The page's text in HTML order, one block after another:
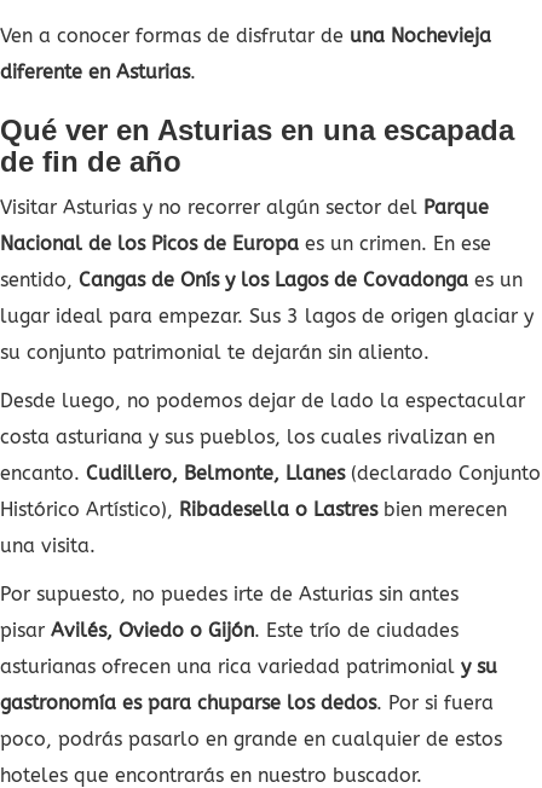
Ven a conocer formas de disfrutar de una Nochevieja
diferente en Asturias.
Qué ver en Asturias en una escapada
de fin de año
Visitar Asturias y no recorrer algún sector del Parque
Nacional de los Picos de Europa es un crimen. En ese
sentido, Cangas de Onís y los Lagos de Covadonga es un
lugar ideal para empezar. Sus 3 lagos de origen glaciar y
su conjunto patrimonial te dejarán sin aliento.
Desde luego, no podemos dejar de lado la espectacular
costa asturiana y sus pueblos, los cuales rivalizan en
encanto. Cudillero, Belmonte, Llanes(declarado Conjunto
Histórico Artístico), Ribadesella o Lastresbien merecen
una visita.
Por supuesto, no puedes irte de Asturias sin antes
pisar Avilés, Oviedo o Gijón. Este trío de ciudades
asturianas ofrecen una rica variedad patrimonial y su
gastronomía es para chuparse los dedos. Por si fuera
poco, podrás pasarlo en grande en cualquier de estos
hoteles que encontrarás en nuestro buscador.